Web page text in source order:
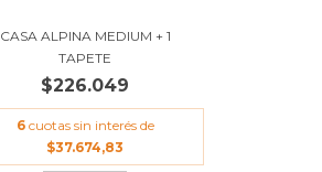
CASA ALPINA MEDIUM + 1
TAPETE
$226.049
6 cuotas sin interés de
$37.674,83